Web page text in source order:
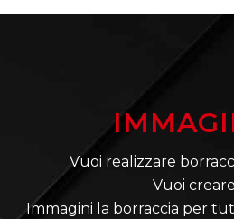
Vuoi realizzare
Vuoi
Immagini la borraccia per